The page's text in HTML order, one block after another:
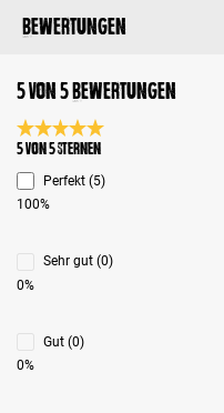
Bewertungen
5 von 5 Bewertungen
Durchschnittliche
5 von 5 Sternen
Perfekt (5)
100%
Sehr gut (0)
0%
Gut (0)
0%